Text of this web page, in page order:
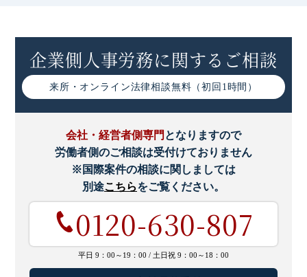
企業側人事労務に関するご相談
来所・オンライン法律相談無料（初回1時間）
会社・経営者側専門 となりますので
労働者側のご相談は受付けておりません
※国際案件の相談に関しましては
別途こちらをご覧ください。
0120-630-807
平日 9：00～19：00 / 土日祝 9：00～18：00